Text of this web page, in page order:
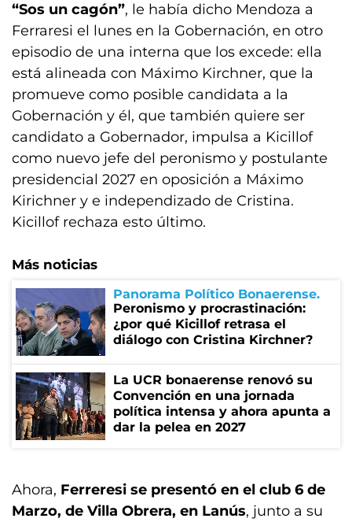
“Sos un cagón”, le había dicho Mendoza a
Ferraresi el lunes en la Gobernación, en otro
episodio de una interna que los excede: ella
está alineada con Máximo Kirchner, que la
promueve como posible candidata a la
Gobernación y él, que también quiere ser
candidato a Gobernador, impulsa a Kicillof
como nuevo jefe del peronismo y postulante
presidencial 2027 en oposición a Máximo
Kirichner y e independizado de Cristina.
Kicillof rechaza esto último.
Más noticias
Panorama Político Bonaerense
Peronismo y procrastinación:
¿por qué Kicillof retrasa el
diálogo con Cristina Kirchner?
La UCR bonaerense renovó su
Convención en una jornada
política intensa y ahora apunta a
dar la pelea en 2027
Ahora, Ferreresi se presentó en el club 6 de
Marzo, de Villa Obrera, en Lanús, junto a su